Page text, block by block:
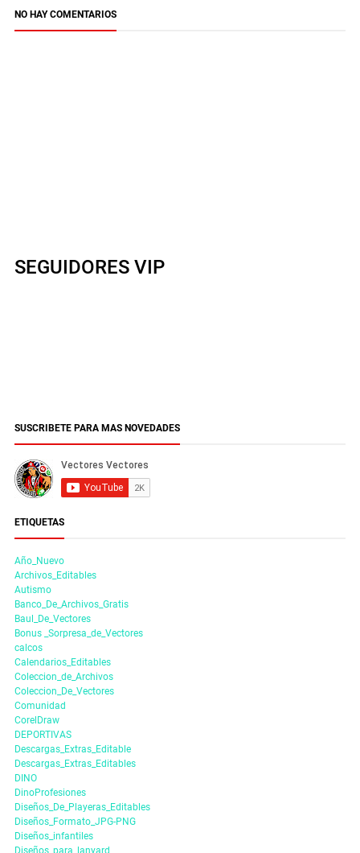
NO HAY COMENTARIOS
SEGUIDORES VIP
SUSCRIBETE PARA MAS NOVEDADES
ETIQUETAS
Año_Nuevo
Archivos_Editables
Autismo
Banco_De_Archivos_Gratis
Baul_De_Vectores
Bonus _Sorpresa_de_Vectores
calcos
Calendarios_Editables
Coleccion_de_Archivos
Coleccion_De_Vectores
Comunidad
CorelDraw
DEPORTIVAS
Descargas_Extras_Editable
Descargas_Extras_Editables
DINO
DinoProfesiones
Diseños_De_Playeras_Editables
Diseños_Formato_JPG-PNG
Diseños_infantiles